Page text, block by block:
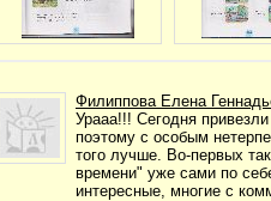
Филиппова Елена
Урааа!!! Сегодня
поэтому с особым
того лучше. Во-первых
времени" уже сами по
интересные, многие с